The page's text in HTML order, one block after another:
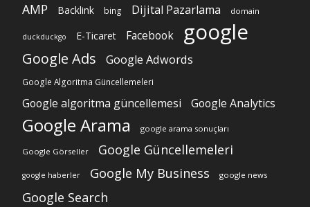
AMP Backlink bing Dijital Pazarlama domain
duckduckgo E-Ticaret Facebook google
Google Ads Google Adwords
Google Algoritma Güncellemeleri
Google algoritma güncellemesi Google Analytics
Google Arama google arama sonuçları
Google Görseller Google Güncellemeleri
google haberler Google My Business google news
Google Search